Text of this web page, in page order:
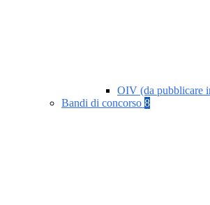
OIV (da pubblicare
Bandi di concorso 8